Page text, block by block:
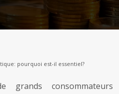
pourquoi est-il essentiel?
grands consommateurs